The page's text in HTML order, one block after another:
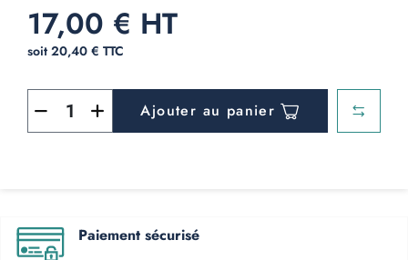
17,00 € HT
soit 20,40 € TTC
Ajouter au panier
Paiement sécurisé